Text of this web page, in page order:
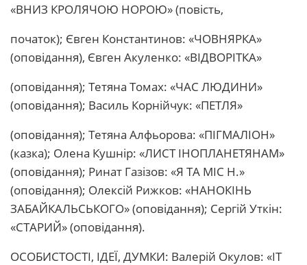
«ВНИЗ КРОЛЯЧОЮ НОРОЮ» (повість,
початок); Євген Константинов: «ЧОВНЯРКА»
(оповідання), Євген Акуленко: «ВІДВОРІТКА»
(оповідання); Тетяна Томах: «ЧАС ЛЮДИНИ»
(оповідання); Василь Корнійчук: «ПЕТЛЯ»
(оповідання); Тетяна Алфьорова: «ПІГМАЛІОН»
(казка); Олена Кушнір: «ЛИСТ ІНОПЛАНЕТЯНАМ»
(оповідання); Ринат Газізов: «Я ТА МІС Н.»
(оповідання); Олексій Рижков: «НАНОКІНЬ
ЗАБАЙКАЛЬСЬКОГО» (оповідання); Сергій Уткін:
«СТАРИЙ» (оповідання).
ОСОБИСТОСТІ, ІДЕЇ, ДУМКИ: Валерій Окулов: «IT